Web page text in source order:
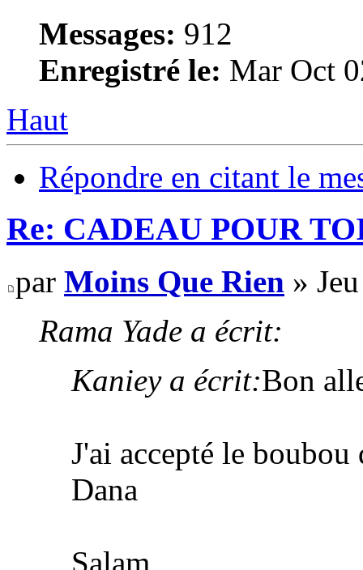
Messages: 912
Enregistré le: Mar Oct
Haut
Répondre en citant le
Re: CADEAU POUR
par Moins Que Rien »
Rama Yade a écrit:
Kaniey a écrit:Bon
J'ai accepté le
Dana
Salam